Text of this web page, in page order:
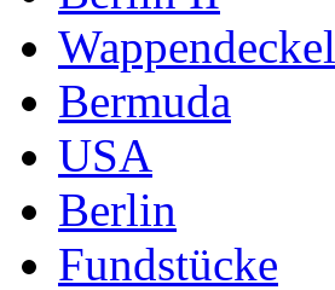
Wappendeckel
Bermuda
USA
Berlin
Fundstücke